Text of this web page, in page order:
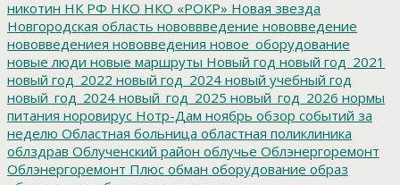
никотин НК РФ НКО НКО «РОКР» Новая звезда
Новгородская область нововвведение нововведение
нововведениея нововведения новое_оборудование
новые люди новые маршруты Новый год новый год_2021
новый год_2022 новый год_2024 новый учебный год
новый_год_2024 новый_год_2025 новый_год_2026 нормы
питания норовирус Нотр-Дам ноябрь обзор событий за
неделю Областная больница областная поликлиника
облздрав Облученский район облучье Облэнергоремонт
Облэнергоремонт Плюс обман оборудование образ